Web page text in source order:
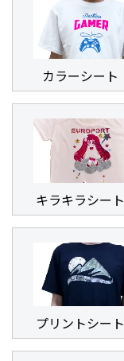
カラーシート
キラキラシート
プリントシート